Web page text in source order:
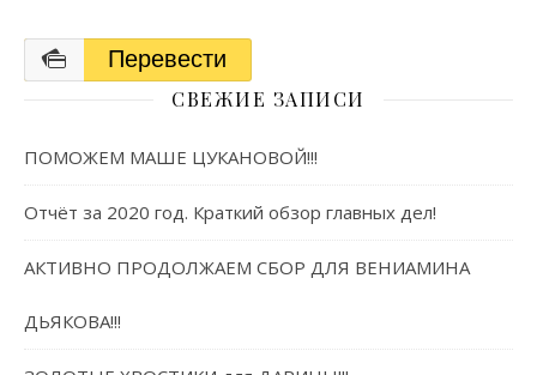
Перевести
СВЕЖИЕ ЗАПИСИ
ПОМОЖЕМ МАШЕ ЦУКАНОВОЙ!!!
Отчёт за 2020 год. Краткий обзор главных дел!
АКТИВНО ПРОДОЛЖАЕМ СБОР ДЛЯ ВЕНИАМИНА
ДЬЯКОВА!!!